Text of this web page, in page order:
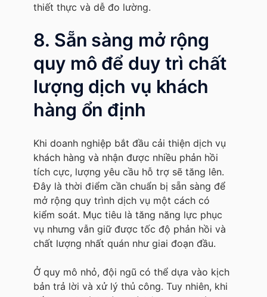
thiết thực và dễ đo lường.
8. Sẵn sàng mở rộng
quy mô để duy trì chất
lượng dịch vụ khách
hàng ổn định
Khi doanh nghiệp bắt đầu cải thiện dịch vụ
khách hàng và nhận được nhiều phản hồi
tích cực, lượng yêu cầu hỗ trợ sẽ tăng lên.
Đây là thời điểm cần chuẩn bị sẵn sàng để
mở rộng quy trình dịch vụ một cách có
kiểm soát. Mục tiêu là tăng năng lực phục
vụ nhưng vẫn giữ được tốc độ phản hồi và
chất lượng nhất quán như giai đoạn đầu.
Ở quy mô nhỏ, đội ngũ có thể dựa vào kịch
bản trả lời và xử lý thủ công. Tuy nhiên, khi